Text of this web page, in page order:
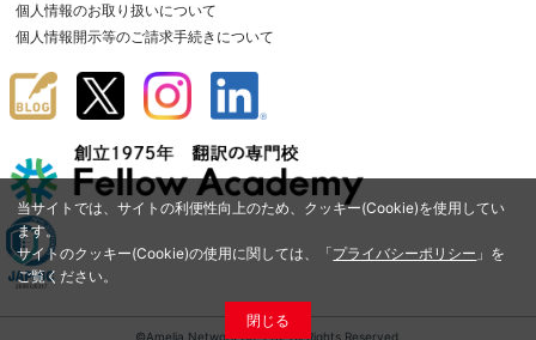
当サイトでは、サイトの利便性向上のため、クッキー(Cookie)を使用してい
ます。
サイトのクッキー(Cookie)の使用に関しては、「プライバシーポリシー 」を
ご覧ください。
閉じる
個人情報のお取り扱いについて
個人情報開示等のご請求手続きについて
©Amelia Network Co.,Ltd. All Rights Reserved.